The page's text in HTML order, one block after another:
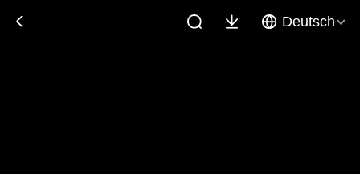
Deutsch